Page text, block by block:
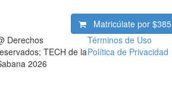
Matricúlate por
Derechos
TECH de la
2026
Términos de Uso
Política de Privacidad